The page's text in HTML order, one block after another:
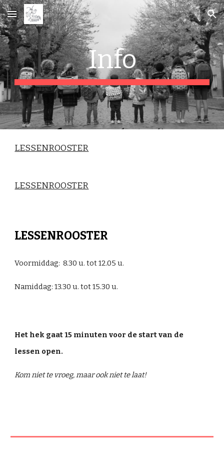
Skip to main content Skip to navigation
Info
LESSENROOSTER
LESSENROOSTER
LESSENROOSTER
Voormiddag:  8.30 u. tot 12.05 u.
Namiddag: 13.30 u. tot 15.30 u.
Het hek gaat 15 minuten voor de start van de
lessen open.
Kom niet te vroeg, maar ook niet te laat!